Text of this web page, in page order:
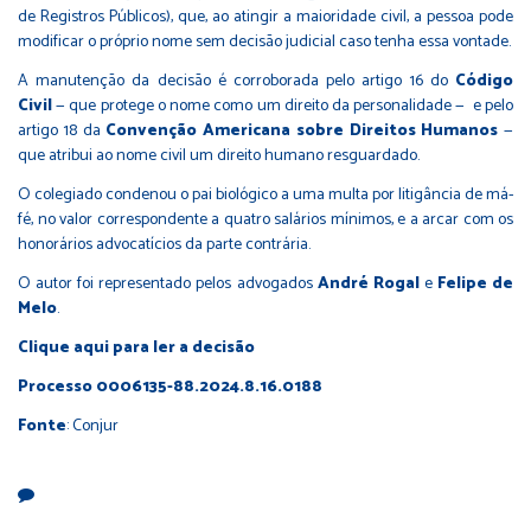
de Registros Públicos), que, ao atingir a maioridade civil, a pessoa pode
modificar o próprio nome sem decisão judicial caso tenha essa vontade.
A manutenção da decisão é corroborada pelo artigo 16 do Código
Civil— que protege o nome como um direito da personalidade — e pelo
artigo 18 da Convenção Americana sobre Direitos Humanos —
que atribui ao nome civil um direito humano resguardado.
O colegiado condenou o pai biológico a uma multa por litigância de má-
fé, no valor correspondente a quatro salários mínimos, e a arcar com os
honorários advocatícios da parte contrária.
O autor foi representado pelos advogadosAndré Rogale Felipe de
Melo.
Clique aquipara ler a decisão
Processo 0006135-88.2024.8.16.0188
Fonte: Conjur